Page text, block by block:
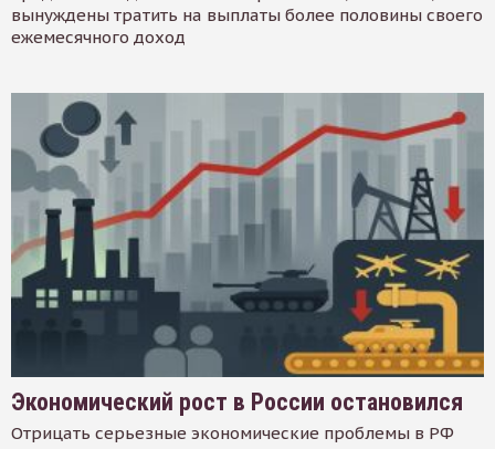
вынуждены тратить на выплаты более половины своего
ежемесячного доход
Экономический рост в России остановился
Отрицать серьезные экономические проблемы в РФ